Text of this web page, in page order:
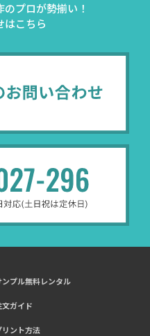
プロが勢揃い！
はこちら
ンプル無料レンタル
文ガイド
リント方法